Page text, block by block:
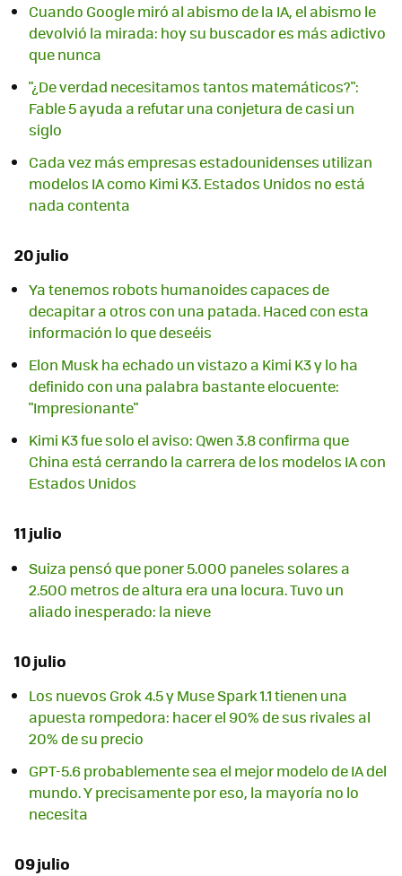
Cuando Google miró al abismo de la IA, el abismo le
devolvió la mirada: hoy su buscador es más adictivo
que nunca
"¿De verdad necesitamos tantos matemáticos?":
Fable 5 ayuda a refutar una conjetura de casi un
siglo
Cada vez más empresas estadounidenses utilizan
modelos IA como Kimi K3. Estados Unidos no está
nada contenta
20 julio
Ya tenemos robots humanoides capaces de
decapitar a otros con una patada. Haced con esta
información lo que deseéis
Elon Musk ha echado un vistazo a Kimi K3 y lo ha
definido con una palabra bastante elocuente:
"Impresionante"
Kimi K3 fue solo el aviso: Qwen 3.8 confirma que
China está cerrando la carrera de los modelos IA con
Estados Unidos
11 julio
Suiza pensó que poner 5.000 paneles solares a
2.500 metros de altura era una locura. Tuvo un
aliado inesperado: la nieve
10 julio
Los nuevos Grok 4.5 y Muse Spark 1.1 tienen una
apuesta rompedora: hacer el 90% de sus rivales al
20% de su precio
GPT-5.6 probablemente sea el mejor modelo de IA del
mundo. Y precisamente por eso, la mayoría no lo
necesita
09 julio